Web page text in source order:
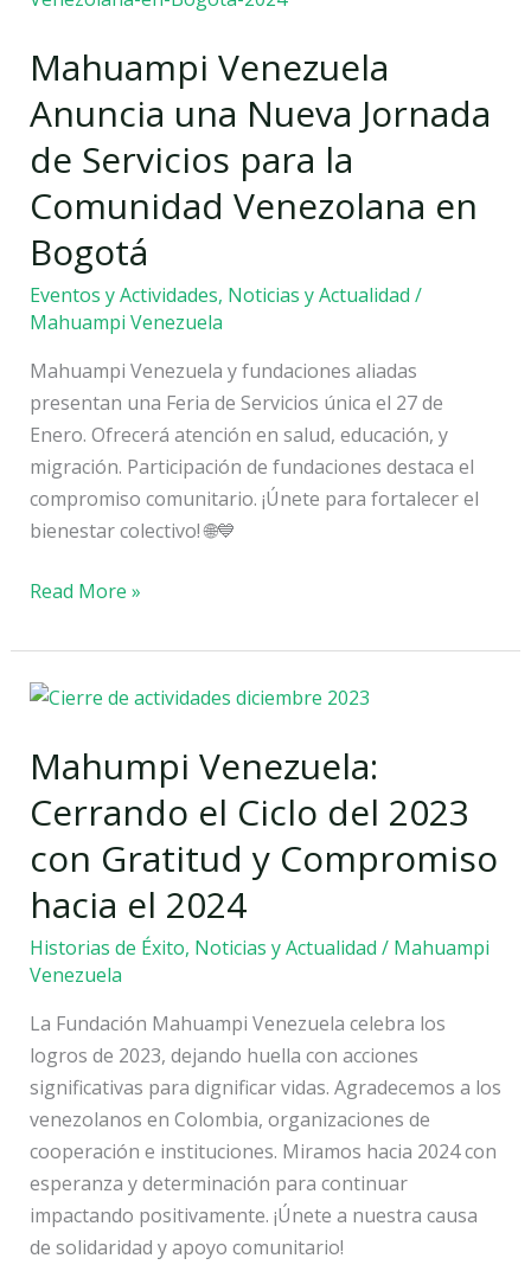
Mahuampi Venezuela
Anuncia una Nueva Jornada
de Servicios para la
Comunidad Venezolana en
Bogotá
Eventos y Actividades, Noticias y Actualidad /
Mahuampi Venezuela
Mahuampi Venezuela y fundaciones aliadas
presentan una Feria de Servicios única el 27 de
Enero. Ofrecerá atención en salud, educación, y
migración. Participación de fundaciones destaca el
compromiso comunitario. ¡Únete para fortalecer el
bienestar colectivo! 🌐💙
Nueva
de
Servicios
para
la
Comunidad
Venezolana
en
Read More »
Mahumpi Venezuela:
Cerrando el Ciclo del 2023
con Gratitud y Compromiso
hacia el 2024
Historias de Éxito, Noticias y Actualidad / Mahuampi
Venezuela
La Fundación Mahuampi Venezuela celebra los
logros de 2023, dejando huella con acciones
significativas para dignificar vidas. Agradecemos a los
venezolanos en Colombia, organizaciones de
cooperación e instituciones. Miramos hacia 2024 con
esperanza y determinación para continuar
impactando positivamente. ¡Únete a nuestra causa
de solidaridad y apoyo comunitario!
Mahumpi
Cerrando
Ciclo
del
2023
con
Gratitud
y
Compromiso
hacia
el
2024